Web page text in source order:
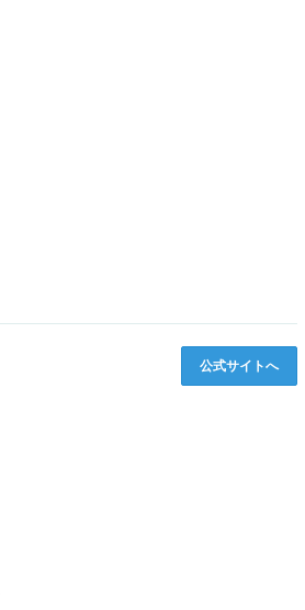
公式サイトへ